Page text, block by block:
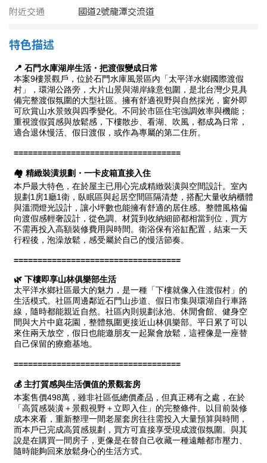
格局
不拘
1房
2房 3房
4房 5房以上
屋齡
不拘
5 年以下
5-10 年 10-20 年
20-30 年 30-40 年
40 年以上
售價
附近交通
國道2號龍潭交流道
特色描述